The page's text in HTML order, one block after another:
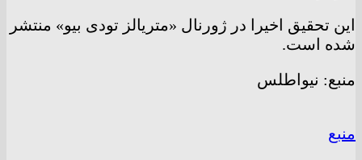
این تحقیق اخیرا در ژورنال «متریالز تودی بیو» منتشر
شده است.
منبع: نیواطلس
منبع